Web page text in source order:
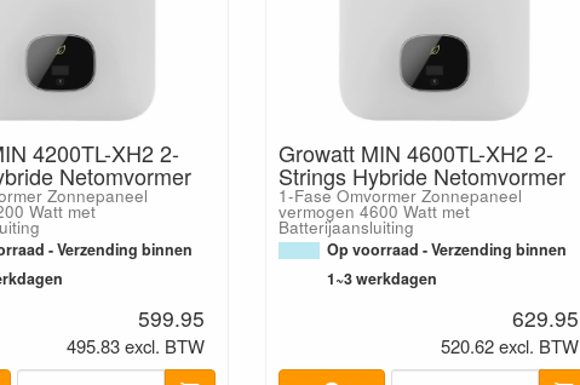
4200TL-XH2 2-
Netomvormer
Zonnepaneel
Watt met
- Verzending binnen
599.95
495.83 excl. BTW
Growatt MIN 4600TL-XH2 2-
Strings Hybride Netomvormer
1-Fase Omvormer Zonnepaneel
vermogen 4600 Watt met
Batterijaansluiting
Op voorraad - Verzending binnen
1~3 werkdagen
629.95
520.62 excl. BTW